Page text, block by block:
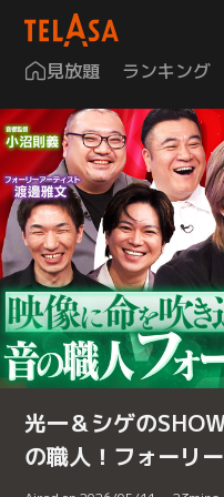
見放題 ランキング
光一＆シゲの
の職人！フォーリ